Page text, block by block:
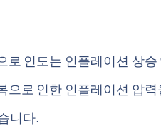
인도는 인플레이션 상
으로 인한 인플레이션 압
니다.